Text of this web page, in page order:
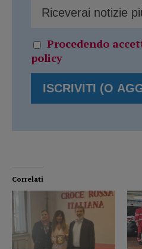
Procedendo
policy
Correlati